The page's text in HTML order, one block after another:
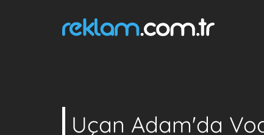
Uçan Adam'da